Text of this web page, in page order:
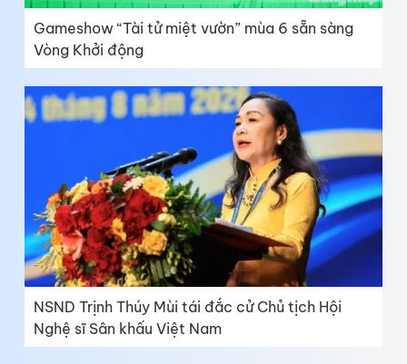
Gameshow “Tài tử miệt vườn” mùa 6 sẵn sàng
Vòng Khởi động
NSND Trịnh Thúy Mùi tái đắc cử Chủ tịch Hội
Nghệ sĩ Sân khấu Việt Nam